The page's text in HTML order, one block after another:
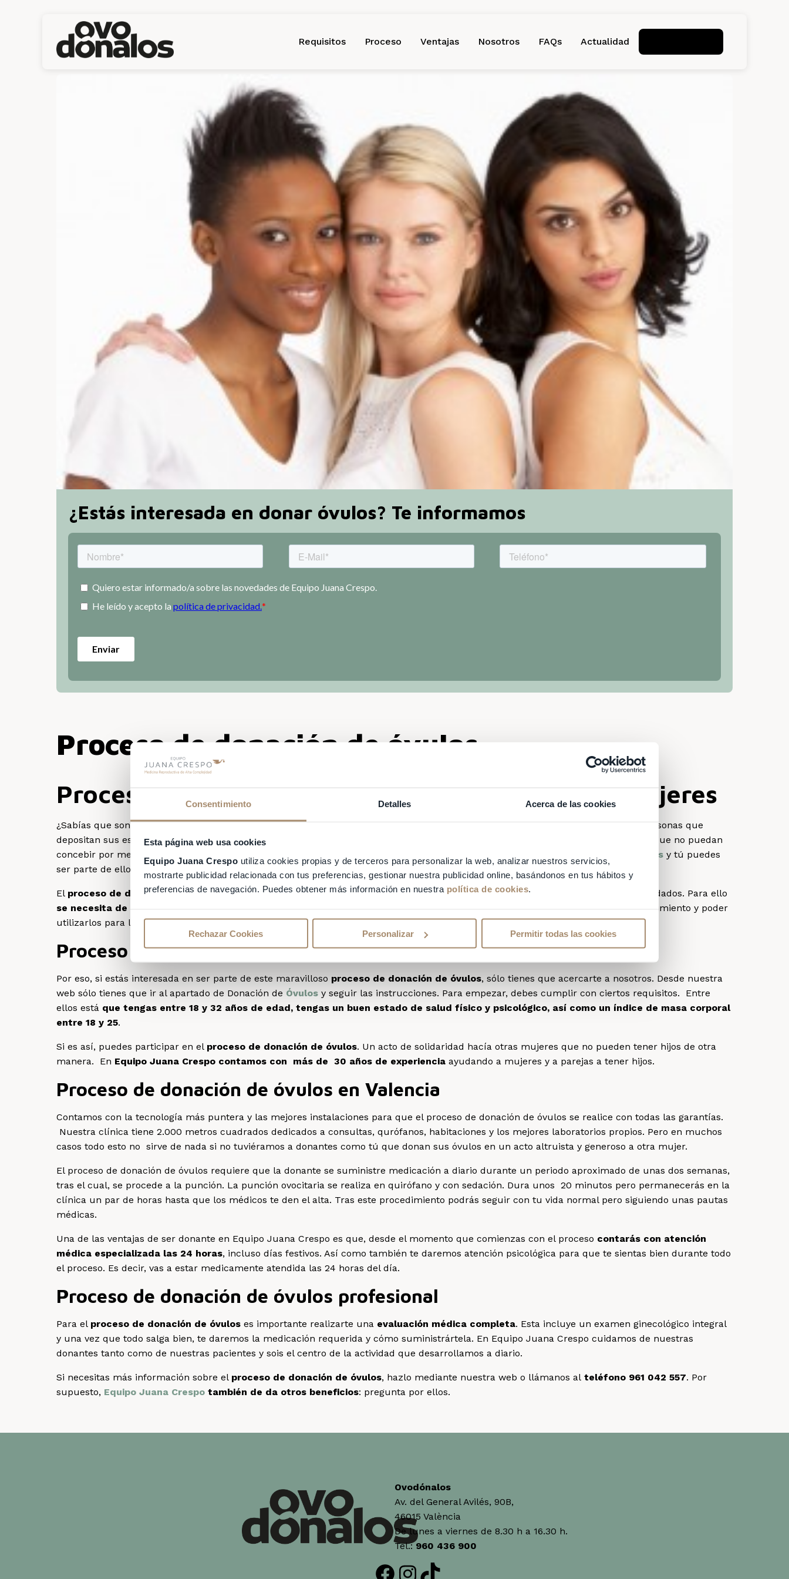
Consentimiento Detalles Acerca de las cookies
Esta página web usa cookies
Equipo Juana Crespo utiliza cookies propias y de terceros para personalizar la web, analizar nuestros servicios,
mostrarte publicidad relacionada con tus preferencias, gestionar nuestra publicidad online, basándonos en tus hábitos y
preferencias de navegación. Puedes obtener más información en nuestra política de cookies.
Rechazar Cookies Personalizar Permitir todas las cookies
Requisitos Proceso Ventajas Nosotros FAQs Actualidad
¿Estás interesada en donar óvulos? Te informamos
Proceso de donación de óvulos
Proceso de donación de óvulos: ayuda a otras mujeres
¿Sabías que son muchas las mujeres y parejas que acuden a Equipo Juana Crespo con la esperanza de concebir un bebé? Son personas que
depositan sus esperanzas en nosotros porque saben que cumpliremos su anhelo. Dependiendo de las causas que han ocasionado que no puedan
concebir por medios naturales, les damos el tratamiento indicado. Uno de ellos tiene que ver con el
proceso de donación de óvulos y tú puedes
ser parte de ello.
El proceso de donación de óvulosse realiza cuando los óvulos de una paciente no reúnen las condiciones idóneas para ser fecundados. Para ello
se necesita de una donante joven y sana que provea estas células
. Y confían en nosotros para que llevemos a cabo este procedimiento y poder
utilizarlos para lograr su sueño de ser mamás.
Proceso de donación de óvulos de Equipo Juana Crespo
Por eso, si estás interesada en ser parte de este maravilloso proceso de donación de óvulos, sólo tienes que acercarte a nosotros. Desde nuestra
web sólo tienes que ir al apartado de Donación de Óvulos y seguir las instrucciones. Para empezar, debes cumplir con ciertos requisitos. Entre
ellos está que tengas entre 18 y 32 años de edad, tengas un buen estado de salud físico y psicológico, así como un índice de masa corporal
entre 18 y 25.
Si es así, puedes participar en el proceso de donación de óvulos. Un acto de solidaridad hacía otras mujeres que no pueden tener hijos de otra
manera. En Equipo Juana Crespo contamos con más de 30 años de experiencia ayudando a mujeres y a parejas a tener hijos.
Proceso de donación de óvulos en Valencia
Contamos con la tecnología más puntera y las mejores instalaciones para que el proceso de donación de óvulos se realice con todas las garantías.
Nuestra clínica tiene 2.000 metros cuadrados dedicados a consultas, qurófanos, habitaciones y los mejores laboratorios propios. Pero en muchos
casos todo esto no sirve de nada si no tuviéramos a donantes como tú que donan sus óvulos en un acto altruista y generoso a otra mujer.
El proceso de donación de óvulos requiere que la donante se suministre medicación a diario durante un periodo aproximado de unas dos semanas,
tras el cual, se procede a la punción. La punción ovocitaria se realiza en quirófano y con sedación. Dura unos 20 minutos pero permanecerás en la
clínica un par de horas hasta que los médicos te den el alta. Tras este procedimiento podrás seguir con tu vida normal pero siguiendo unas pautas
médicas.
Una de las ventajas de ser donante en Equipo Juana Crespo es que, desde el momento que comienzas con el proceso contarás con atención
médica especializada las 24 horas, incluso días festivos. Así como también te daremos atención psicológica para que te sientas bien durante todo
el proceso. Es decir, vas a estar medicamente atendida las 24 horas del día.
Proceso de donación de óvulos profesional
Para el proceso de donación de óvulos es importante realizarte una evaluación médica completa. Esta incluye un examen ginecológico integral
y una vez que todo salga bien, te daremos la medicación requerida y cómo suministrártela. En Equipo Juana Crespo cuidamos de nuestras
donantes tanto como de nuestras pacientes y sois el centro de la actividad que desarrollamos a diario.
Si necesitas más información sobre el proceso de donación de óvulos, hazlo mediante nuestra web o llámanos al teléfono 961 042 557. Por
supuesto, Equipo Juana Crespo también de da otros beneficios: pregunta por ellos.
Facebook InstagramTikTok
Ovodónalos
Av. del General Avilés, 90B,
46015 València
De lunes a viernes de 8.30 h a 16.30 h.
Tel.:960 436 900